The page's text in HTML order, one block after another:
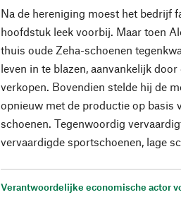
Na de hereniging moest het bedrijf
hoofdstuk leek voorbij. Maar toen
thuis oude Zeha-schoenen
leven in te blazen, aanvankelijk
verkopen. Bovendien stelde hij de
opnieuw met de productie op basis
schoenen. Tegenwoordig
vervaardigde sportschoenen, lage
Verantwoordelijke economische actor